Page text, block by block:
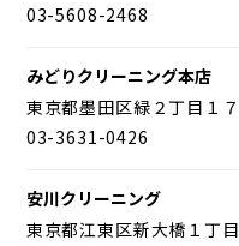
03-5608-2468
みどりクリーニング本店
東京都墨田区緑２丁目１
03-3631-0426
安川クリーニング
東京都江東区新大橋１丁